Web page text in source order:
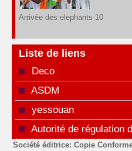
Arrivée des elephants 10
Liste de liens
Deco
ASDM
yessouan
Autorité de régulation
Société éditrice: Copie